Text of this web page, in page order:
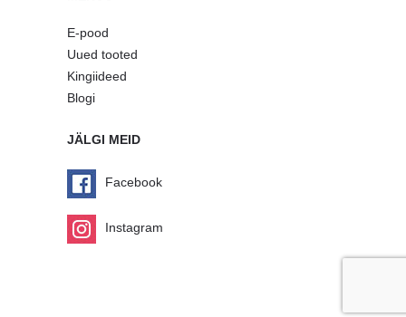
E-pood
Uued tooted
Kingiideed
Blogi
JÄLGI MEID
Facebook
Instagram